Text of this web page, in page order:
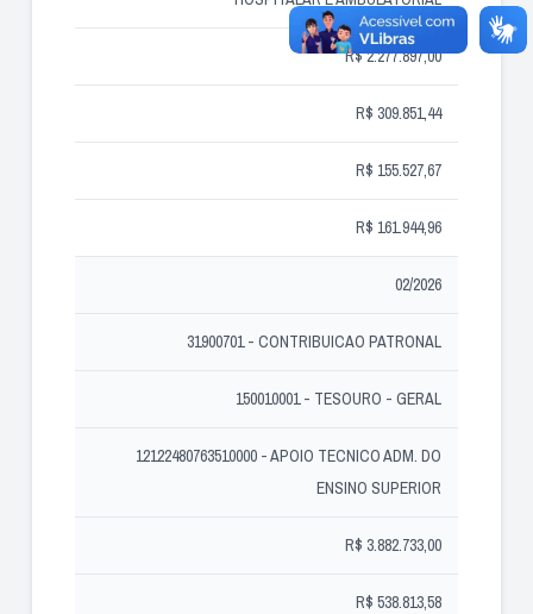
R$ 2.277.897,00
R$ 309.851,44
R$ 155.527,67
R$ 161.944,96
02/2026
31900701 - CONTRIBUICAO PATRONAL
150010001 - TESOURO - GERAL
12122480763510000 - APOIO TECNICO ADM. DO
ENSINO SUPERIOR
R$ 3.882.733,00
R$ 538.813,58